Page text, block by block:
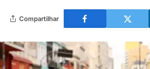
Compartilhar